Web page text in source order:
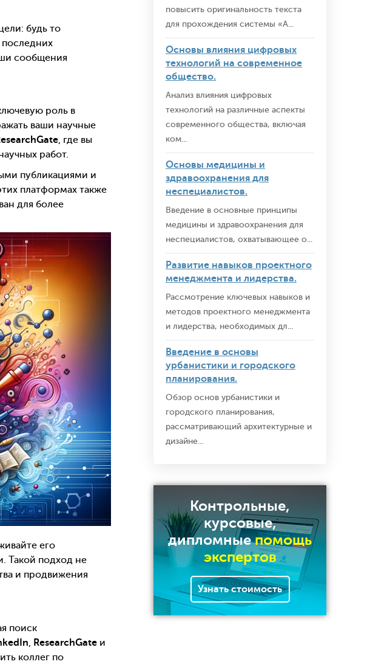
будь то
сообщения
роль в
ваши научные
, где вы
работ.
публикациями и
платформах также
для более
его
Такой подход не
и продвижения
поиск
, ResearchGate и
коллег по
повысить оригинальность текста
для прохождения системы «А...
Основы влияния цифровых
технологий на современное
общество.
Анализ влияния цифровых
технологий на различные аспекты
современного общества, включая
ком...
Основы медицины и
здравоохранения для
неспециалистов.
Введение в основные принципы
медицины и здравоохранения для
неспециалистов, охватывающее о...
Развитие навыков проектного
менеджмента и лидерства.
Рассмотрение ключевых навыков и
методов проектного менеджмента
и лидерства, необходимых дл...
Введение в основы
урбанистики и городского
планирования.
Обзор основ урбанистики и
городского планирования,
рассматривающий архитектурные и
дизайне...
Контрольные,
курсовые,
дипломныепомощь
экспертов
Узнать стоимость